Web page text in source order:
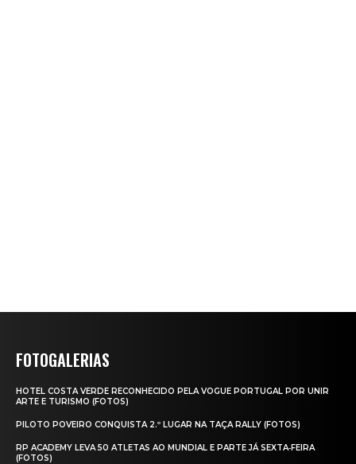
FOTOGALERIAS
HOTEL COSTA VERDE RECONHECIDO PELA VOGUE PORTUGAL POR UNIR
ARTE E TURISMO (FOTOS)
PILOTO POVEIRO CONQUISTA 2.º LUGAR NA TAÇA RALLY (FOTOS)
RP ACADEMY LEVA 50 ATLETAS AO MUNDIAL E PARTE JÁ SEXTA‑FEIRA
(FOTOS)